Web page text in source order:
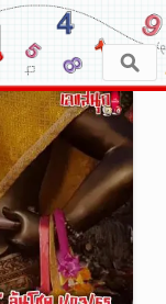
×
x ปิดโฆษณา